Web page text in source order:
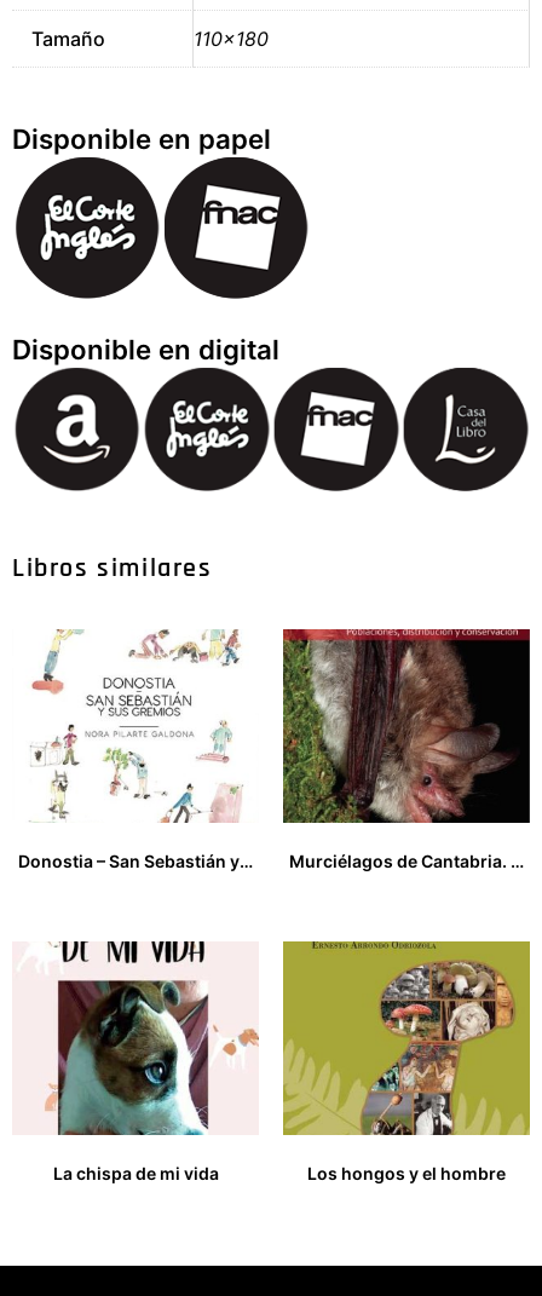
Tamaño 110×180
Disponible en papel
Disponible en digital
Libros similares
Donostia – San Sebastián y sus gremios
Murciélagos de Cantabria. Poblaciones, distribución y conservación
La chispa de mi vida
Los hongos y el hombre